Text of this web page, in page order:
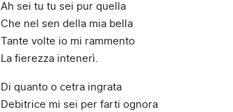
Ah sei tu tu sei pur quella
Che nel sen della mia bella
Tante volte io mi rammento
La fierezza intenerì.
Di quanto o cetra ingrata
Debitrice mi sei per farti ognora